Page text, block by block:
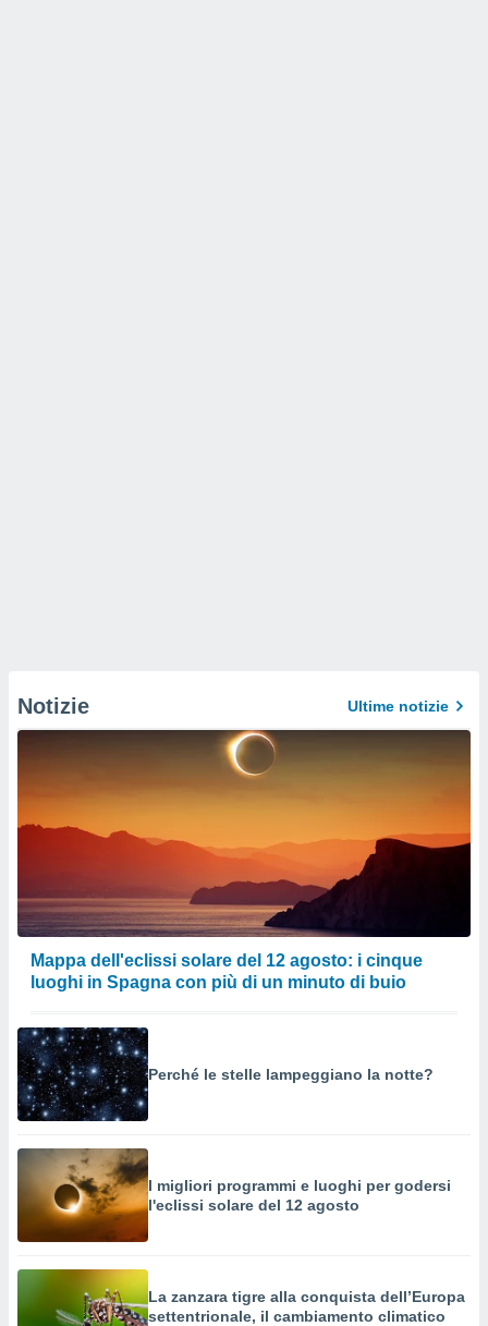
Notizie Ultime notizie
Mappa dell'eclissi solare del 12 agosto: i cinque
luoghi in Spagna con più di un minuto di buio
Perché le stelle lampeggiano la notte?
I migliori programmi e luoghi per godersi
l'eclissi solare del 12 agosto
La zanzara tigre alla conquista dell’Europa
settentrionale, il cambiamento climatico